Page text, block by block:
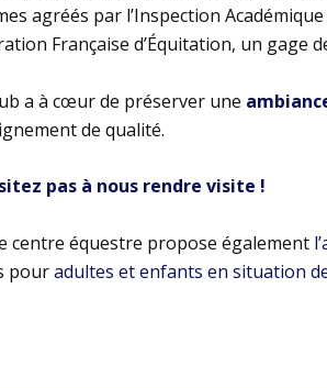
agréés par l’Inspection
Française d’Équitation, un gage
a à cœur de préserver une
de qualité.
pas à nous rendre visite !
centre équestre propose également
pouradultes et enfants en situation